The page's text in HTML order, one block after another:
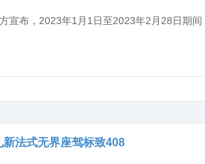
法式无界座驾标致408